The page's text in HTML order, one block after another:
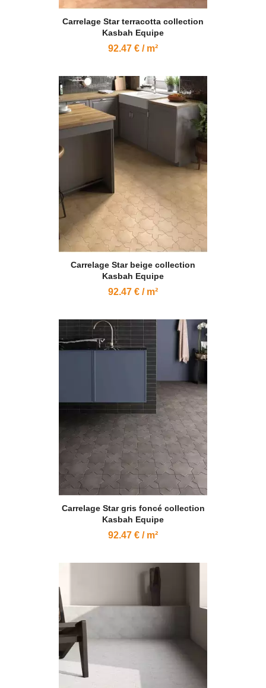
Carrelage Star terracotta collection
Kasbah Equipe
92.47 € / m²
Carrelage Star beige collection
Kasbah Equipe
92.47 € / m²
Carrelage Star gris foncé collection
Kasbah Equipe
92.47 € / m²